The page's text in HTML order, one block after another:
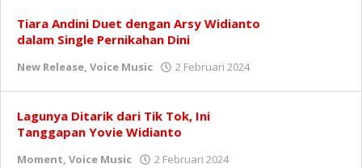
Tiara Andini Duet dengan Arsy Widianto
dalam Single Pernikahan Dini
New Release, Voice Music 2 Februari 2024
Lagunya Ditarik dari Tik Tok, Ini
Tanggapan Yovie Widianto
Moment, Voice Music 2 Februari 2024